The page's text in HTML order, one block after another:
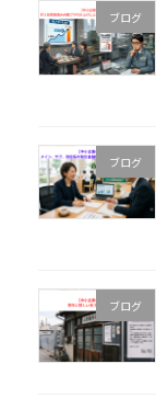
ブログ
ブログ
ブログ